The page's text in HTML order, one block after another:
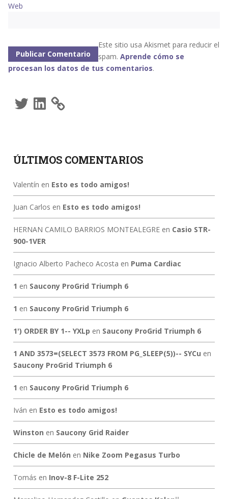
Web
Este sitio usa Akismet para reducir el
spam. Aprende cómo se
procesan los datos de tus comentarios.
TwitterLinkedIn
ÚLTIMOS COMENTARIOS
Valentín en Esto es todo amigos!
Juan Carlos en Esto es todo amigos!
HERNAN CAMILO BARRIOS MONTEALEGREen Casio STR-
900-1VER
Ignacio Alberto Pacheco Acosta en Puma Cardiac
1 en Saucony ProGrid Triumph 6
1 en Saucony ProGrid Triumph 6
1') ORDER BY 1-- YXLp en Saucony ProGrid Triumph 6
1 AND 3573=(SELECT 3573 FROM PG_SLEEP(5))-- SYCu en
Saucony ProGrid Triumph 6
1 en Saucony ProGrid Triumph 6
Iván en Esto es todo amigos!
Winston en Saucony Grid Raider
Chicle de Melón en Nike Zoom Pegasus Turbo
Tomás en Inov-8 F-Lite 252